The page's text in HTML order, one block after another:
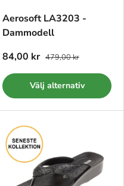
Aerosoft LA3203 -
Dammodell
84,00 kr 479,00 kr
Välj alternativ